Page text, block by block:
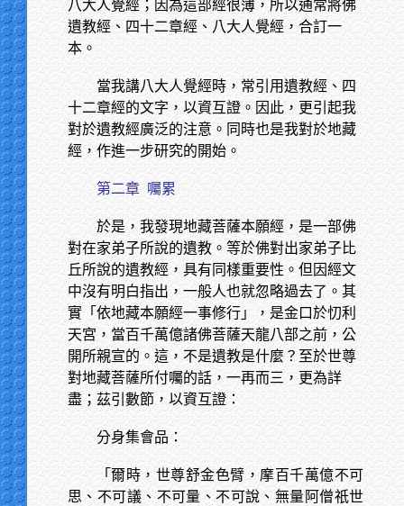
八大人覺經；因為這部經很薄，所以通常將佛
遺教經、四十二章經、八大人覺經，合訂一
本。
當我講八大人覺經時，常引用遺教經、四
十二章經的文字，以資互證。因此，更引起我
對於遺教經廣泛的注意。同時也是我對於地藏
經，作進一步研究的開始。
第二章 囑累
於是，我發現地藏菩薩本願經，是一部佛
對在家弟子所說的遺教。等於佛對出家弟子比
丘所說的遺教經，具有同樣重要性。但因經文
中沒有明白指出，一般人也就忽略過去了。其
實「依地藏本願經一事修行」，是金口於忉利
天宮，當百千萬億諸佛菩薩天龍八部之前，公
開所親宣的。這，不是遺教是什麼？至於世尊
對地藏菩薩所付囑的話，一再而三，更為詳
盡；茲引數節，以資互證：
分身集會品：
「爾時，世尊舒金色臂，摩百千萬億不可
思、不可議、不可量、不可說、無量阿僧祇世